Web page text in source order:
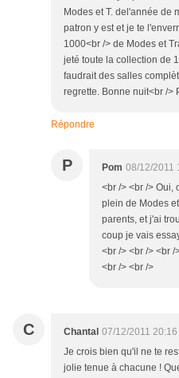
Modes et T. del'année de
patron y est et je te
1000<br /> de Modes et
jeté toute la collection de
faudrait des salles
regrette. Bonne nuit<br />
Répondre
P Pom 08/12/2011
<br /> <br /> Oui,
plein de Modes
parents, et j'ai
coup je vais
<br /> <br /> <br
<br /> <br />
C Chantal 07/12/2011 20:16
Je crois bien qu'il ne te
jolie tenue à chacune !